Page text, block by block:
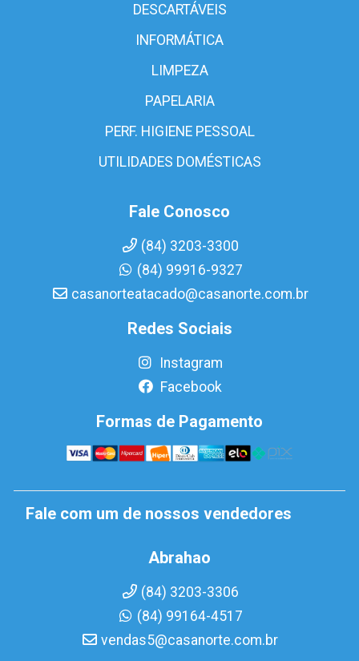
DESCARTÁVEIS
INFORMÁTICA
LIMPEZA
PAPELARIA
PERF. HIGIENE PESSOAL
UTILIDADES DOMÉSTICAS
Fale Conosco
(84) 3203-3300
(84) 99916-9327
casanorteatacado@casanorte.com.br
Redes Sociais
Instagram
Facebook
Formas de Pagamento
Fale com um de nossos vendedores
Abrahao
(84) 3203-3306
(84) 99164-4517
vendas5@casanorte.com.br